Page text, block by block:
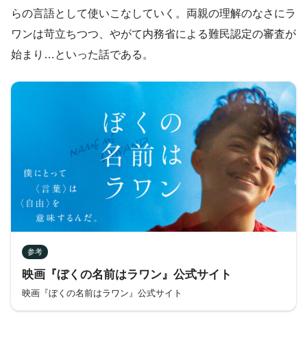
らの言語として使いこなしていく。両親の理解のなさにラ
ワンは苛立ちつつ、やがて内務省による難民認定の審査が
始まり…といった話である。
参考
映画『ぼくの名前はラワン』公式サイト
映画『ぼくの名前はラワン』公式サイト